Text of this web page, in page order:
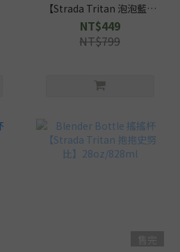
【Strada Tritan 泡泡藍】
28oz/828ml
NT$449
NT$799